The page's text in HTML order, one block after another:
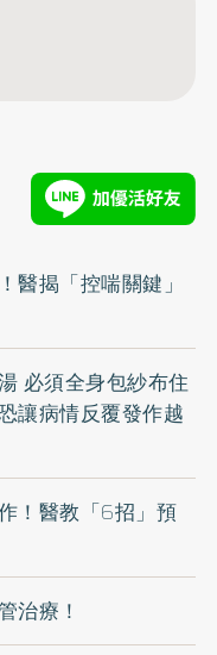
醫揭「控喘關鍵」
必須全身包紗布住
讓病情反覆發作越
！醫教「6招」預
治療！